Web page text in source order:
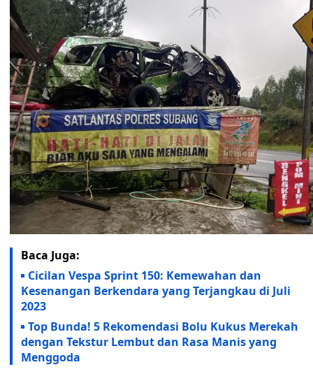
Baca Juga:
Cicilan Vespa Sprint 150: Kemewahan dan
Kesenangan Berkendara yang Terjangkau di Juli
2023
Top Bunda! 5 Rekomendasi Bolu Kukus Merekah
dengan Tekstur Lembut dan Rasa Manis yang
Menggoda